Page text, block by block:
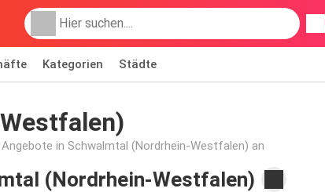
Kategorien Städte
in Schwalmtal (Nordrhein-Westfalen) an
(Nordrhein-Westfalen)